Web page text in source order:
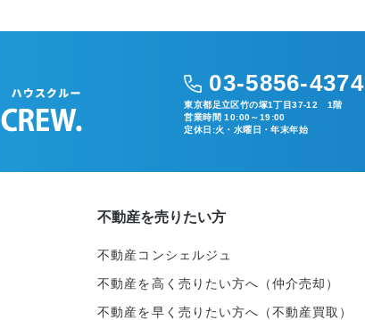
03-5856-4374
東京都足立区竹の塚1丁目37-12 1階
営業時間 10:00～19:00
定休日:火・水曜日・年末年始
不動産を売りたい方
不動産コンシェルジュ
不動産を高く売りたい方へ（仲介売却）
不動産を早く売りたい方へ（不動産買取）